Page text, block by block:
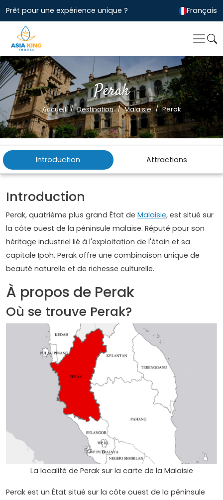
Prêt pour une expérience unique ? Français
Perak
Accueil Destination Malaisie Perak
Introduction Attractions
Introduction
Perak, quatrième plus grand État de Malaisie, est situé sur
la côte ouest de la péninsule malaise. Réputé pour son
héritage industriel lié à l'exploitation de l'étain et sa
capitale Ipoh, Perak offre une combinaison unique de
beauté naturelle et de richesse culturelle.
À propos de Perak
Où se trouve Perak?
La localité de Perak sur la carte de la Malaisie
Perak est un État situé sur la côte ouest de la péninsule